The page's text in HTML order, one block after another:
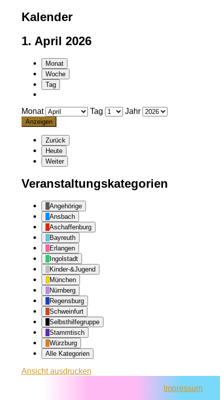
Kalender
1. April 2026
Monat
Woche
Tag
Monat Tag Jahr
Zurück
Heute
Weiter
Veranstaltungskategorien
Angehörige
Ansbach
Aschaffenburg
Bayreuth
Erlangen
Ingolstadt
Kinder-&Jugend
München
Nürnberg
Regensburg
Schweinfurt
Selbsthilfegruppe
Stammtisch
Würzburg
Alle Kategorien
Ansichtausdrucken
Impressum